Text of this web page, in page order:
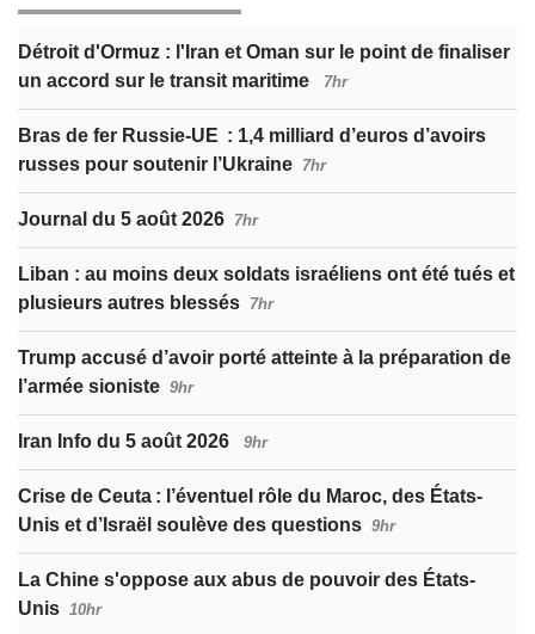
Détroit d'Ormuz : l'Iran et Oman sur le point de finaliser
un accord sur le transit maritime
7hr
Bras de fer Russie-UE : 1,4 milliard d’euros d’avoirs
russes pour soutenir l’Ukraine 7hr
Journal du 5 août 2026 7hr
Liban : au moins deux soldats israéliens ont été tués et
plusieurs autres blessés 7hr
Trump accusé d’avoir porté atteinte à la préparation de
l’armée sioniste 9hr
Iran Info du 5 août 2026 9hr
Crise de Ceuta : l’éventuel rôle du Maroc, des États-
Unis et d’Israël soulève des questions 9hr
La Chine s'oppose aux abus de pouvoir des États-
Unis 10hr